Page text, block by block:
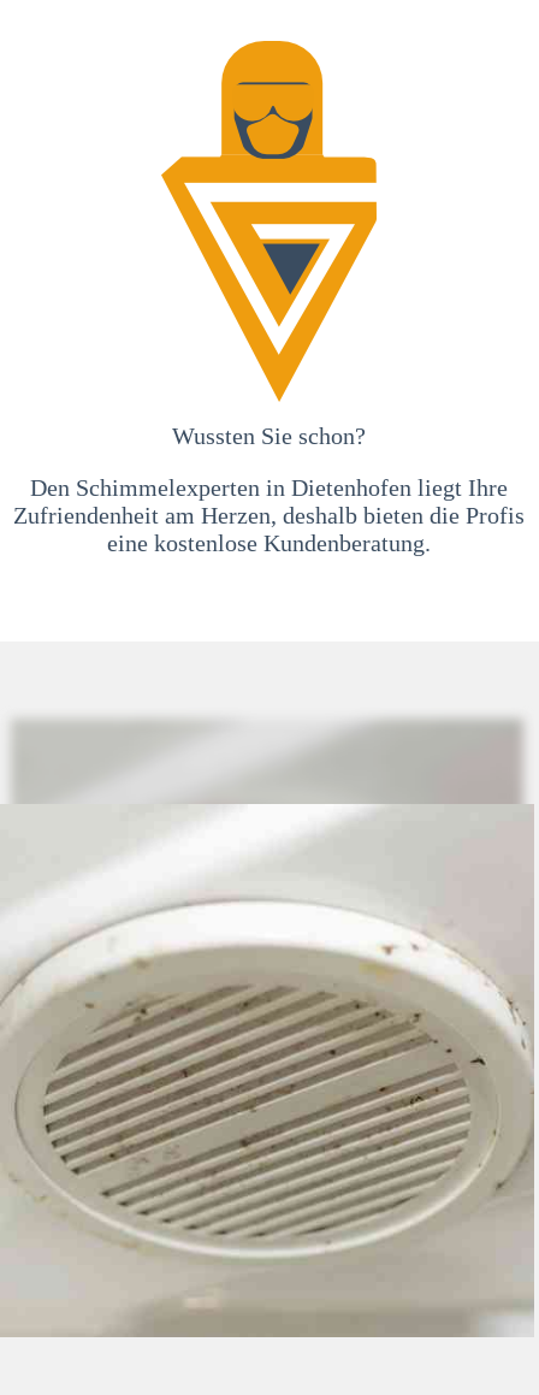
Wussten Sie schon?
Den Schimmelexperten in Dietenhofen liegt Ihre
Zufriendenheit am Herzen, deshalb bieten die Profis
eine kostenlose Kundenberatung.